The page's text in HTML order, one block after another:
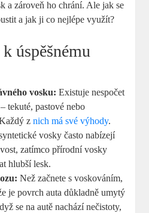
a zároveň ho chrání. Ale jak se
a jak ji co nejlépe využít?
úspěšnému
vosku: Existuje nespočet
tekuté, pastové nebo
znich má své výhody.
vosky často nabízejí
zatímco přírodní vosky
hlubší lesk.
Než začnete s voskováním,
je povrch auta důkladně umytý
se na autě nachází nečistoty,